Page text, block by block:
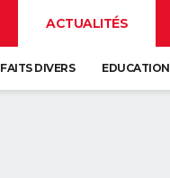
ACTUALITÉS
FAITS DIVERS EDUCATION